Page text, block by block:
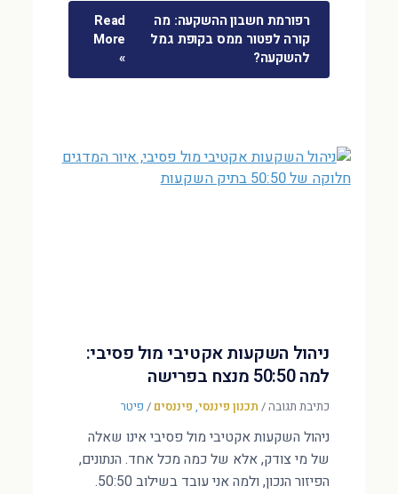
רפורמת חשבון ההשקעה: מה
קורה לפטור ממס בקופת גמל
להשקעה?
Read
More
»
ניהול השקעות אקטיבי מול פסיבי:
למה 50:50 מנצח בפרישה
כתיבת תגובה/ תכנון פיננסי, פיננסים / פיטר
ניהול השקעות אקטיבי מול פסיבי אינו שאלה
של מי צודק, אלא של כמה מכל אחד. הנתונים,
הפיזור הנכון, ולמה אני עובד בשילוב 50:50.